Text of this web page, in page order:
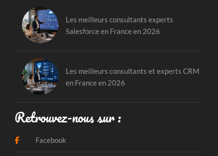
Les meilleurs consultants experts
Salesforce en France en 2026
Les meilleurs consultants et experts CRM
en France en 2026
Retrouvez-nous sur :
Facebook